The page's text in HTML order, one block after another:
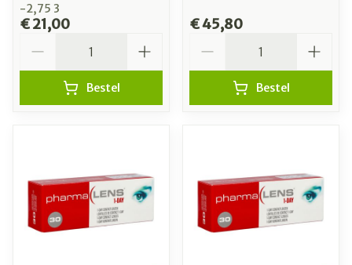
-2,75 3
€ 21,00
Bestel
€ 45,80
Bestel